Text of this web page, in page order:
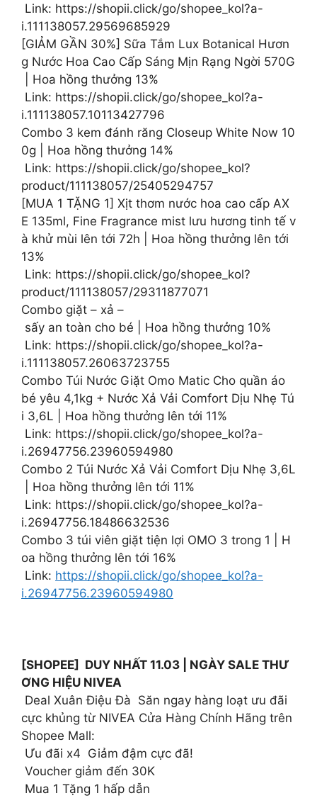
️ Link: https://shopii.click/go/shopee_kol?a-
i.111138057.29569685929
[GIẢM GẦN 30%] Sữa Tắm Lux Botanical Hươn
g Nước Hoa Cao Cấp Sáng Mịn Rạng Ngời 570G
| Hoa hồng thưởng 13%
️ Link: https://shopii.click/go/shopee_kol?a-
i.111138057.10113427796
Combo 3 kem đánh răng Closeup White Now 10
0g | Hoa hồng thưởng 14%
️ Link: https://shopii.click/go/shopee_kol?
product/111138057/25405294757
[MUA 1 TẶNG 1] Xịt thơm nước hoa cao cấp AX
E 135ml, Fine Fragrance mist lưu hương tinh tế v
à khử mùi lên tới 72h | Hoa hồng thưởng lên tới
13%
️ Link: https://shopii.click/go/shopee_kol?
product/111138057/29311877071
Combo giặt – xả –
sấy an toàn cho bé | Hoa hồng thưởng 10%
️ Link: https://shopii.click/go/shopee_kol?a-
i.111138057.26063723755
Combo Túi Nước Giặt Omo Matic Cho quần áo
bé yêu 4,1kg + Nước Xả Vải Comfort Dịu Nhẹ Tú
i 3,6L | Hoa hồng thưởng lên tới 11%
️ Link: https://shopii.click/go/shopee_kol?a-
i.26947756.23960594980
Combo 2 Túi Nước Xả Vải Comfort Dịu Nhẹ 3,6L
| Hoa hồng thưởng lên tới 11%
️ Link: https://shopii.click/go/shopee_kol?a-
i.26947756.18486632536
Combo 3 túi viên giặt tiện lợi OMO 3 trong 1 | H
oa hồng thưởng lên tới 16%
️ Link: https://shopii.click/go/shopee_kol?a-
i.26947756.23960594980
[SHOPEE] DUY NHẤT 11.03 | NGÀY SALE THƯ
ƠNG HIỆU NIVEA
Deal Xuân Điệu Đà Săn ngay hàng loạt ưu đãi
cực khủng từ NIVEA Cửa Hàng Chính Hãng trên
Shopee Mall:
Ưu đãi x4 Giảm đậm cực đã!
Voucher giảm đến 30K
Mua 1 Tặng 1 hấp dẫn